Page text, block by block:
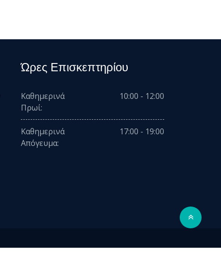
Ώρες Επισκεπτηρίου
Καθημερινά
Πρωί:
10:00 - 12:00
Καθημερινά
Απόγευμα:
17:00 - 19:00